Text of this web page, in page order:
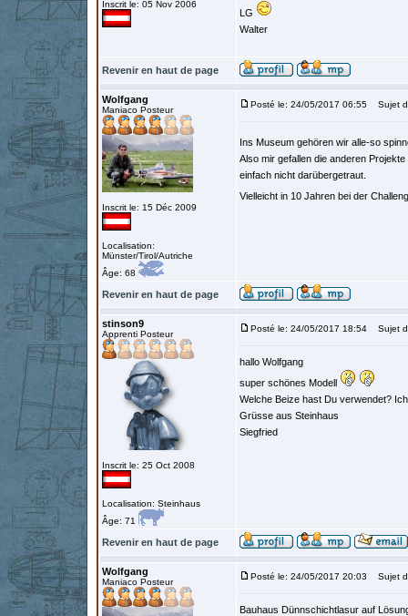
Inscrit le: 05 Nov 2006
LG
Walter
Revenir en haut de page
Wolfgang
Maniaco Posteur
Inscrit le: 15 Déc 2009
Localisation:
Münster/Tirol/Autriche
Âge: 68
Posté le: 24/05/2017 06:55 Sujet
Ins Museum gehören wir alle-so
Also mir gefallen die anderen
einfach nicht darübergetraut.
Vielleicht in 10 Jahren bei der
Revenir en haut de page
stinson9
Apprenti Posteur
Inscrit le: 25 Oct 2008
Localisation: Steinhaus
Âge: 71
Posté le: 24/05/2017 18:54 Sujet
hallo Wolfgang
super schönes Modell
Welche Beize hast Du verwendet?
Grüsse aus Steinhaus
Siegfried
Revenir en haut de page
Wolfgang
Maniaco Posteur
Posté le: 24/05/2017 20:03 Sujet
Bauhaus Dünnschichtlasur auf